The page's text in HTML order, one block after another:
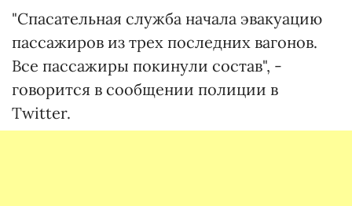
"Спасательная служба начала эвакуацию
пассажиров из трех последних вагонов.
Все пассажиры покинули состав", -
говорится в сообщении полиции в
Twitter.